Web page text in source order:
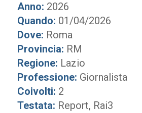
Anno: 2026
Quando: 01/04/2026
Dove: Roma
Provincia: RM
Regione: Lazio
Professione: Giornalista
Coivolti: 2
Testata: Report, Rai3